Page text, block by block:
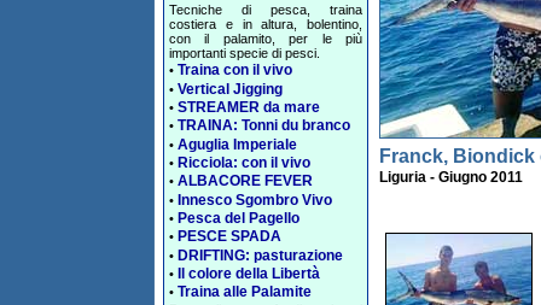
Tecniche di pesca, traina
costiera e in altura, bolentino,
con il palamito, per le più
importanti specie di pesci.
• Traina con il vivo
• Vertical Jigging
• STREAMER da mare
• TRAINA: Tonni du branco
• Aguglia Imperiale
• Ricciola: con il vivo
• ALBACORE FEVER
• Innesco Sgombro Vivo
• Pesca del Pagello
• PESCE SPADA
• DRIFTING: pasturazione
• Il colore della Libertà
• Traina alle Palamite
Franck, Biondick
Liguria - Giugno 2011